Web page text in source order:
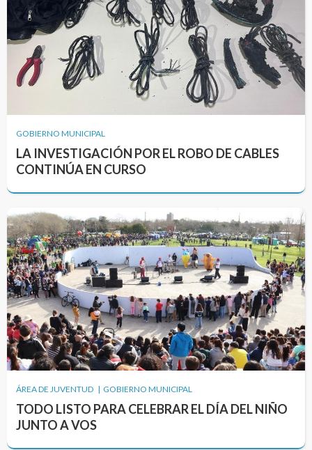
GOBIERNO MUNICIPAL
LA INVESTIGACIÓN POR EL ROBO DE CABLES
CONTINÚA EN CURSO
ÁREA DE JUVENTUD | GOBIERNO MUNICIPAL
TODO LISTO PARA CELEBRAR EL DÍA DEL NIÑO
JUNTO A VOS